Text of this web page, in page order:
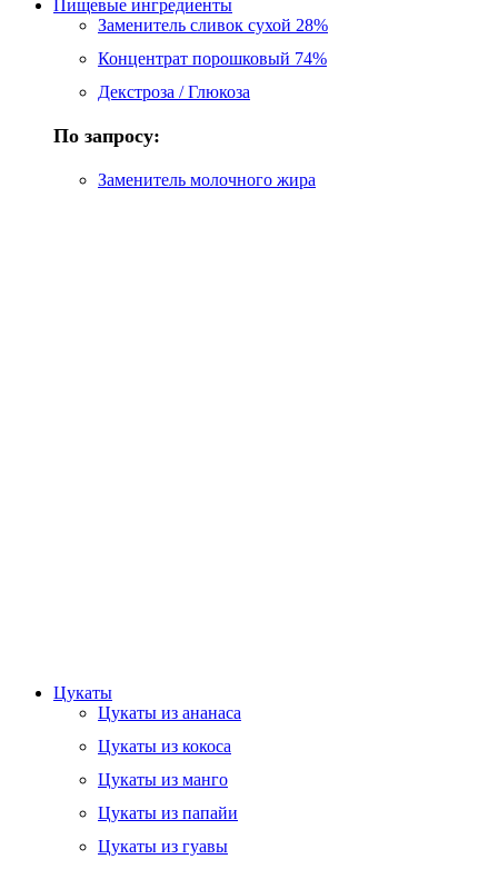
Пищевые ингредиенты
Заменитель сливок сухой 28%
Концентрат порошковый 74%
Декстроза / Глюкоза
По запросу:
Заменитель молочного жира
Цукаты
Цукаты из ананаса
Цукаты из кокоса
Цукаты из манго
Цукаты из папайи
Цукаты из гуавы